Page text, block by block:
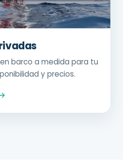
barco a medida para tu
y precios.